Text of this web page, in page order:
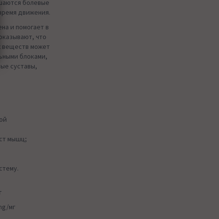
болевые
движения.
и помогает в
что
веществ может
блоками,
суставы,
мышц;
мг